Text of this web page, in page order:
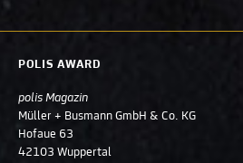
POLIS AWARD
polis Magazin
Müller + Busmann GmbH & Co. KG
Hofaue 63
42103 Wuppertal